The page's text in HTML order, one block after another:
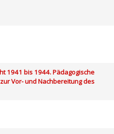
1941 bis 1944. Pädagogische
Vor- und Nachbereitung des